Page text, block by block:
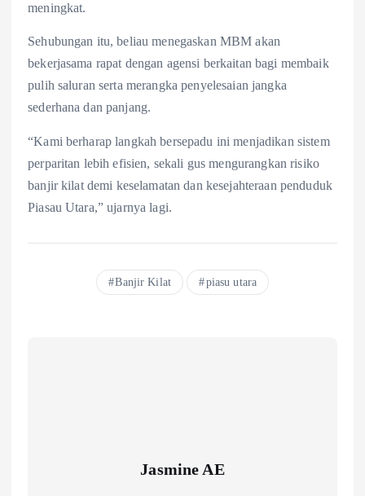
meningkat.
Sehubungan itu, beliau menegaskan MBM akan
bekerjasama rapat dengan agensi berkaitan bagi membaik
pulih saluran serta merangka penyelesaian jangka
sederhana dan panjang.
“Kami berharap langkah bersepadu ini menjadikan sistem
perparitan lebih efisien, sekali gus mengurangkan risiko
banjir kilat demi keselamatan dan kesejahteraan penduduk
Piasau Utara,” ujarnya lagi.
Banjir Kilat piasu utara
Jasmine AE